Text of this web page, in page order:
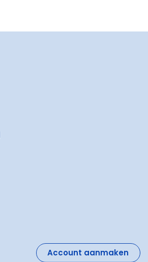
Account aanmaken